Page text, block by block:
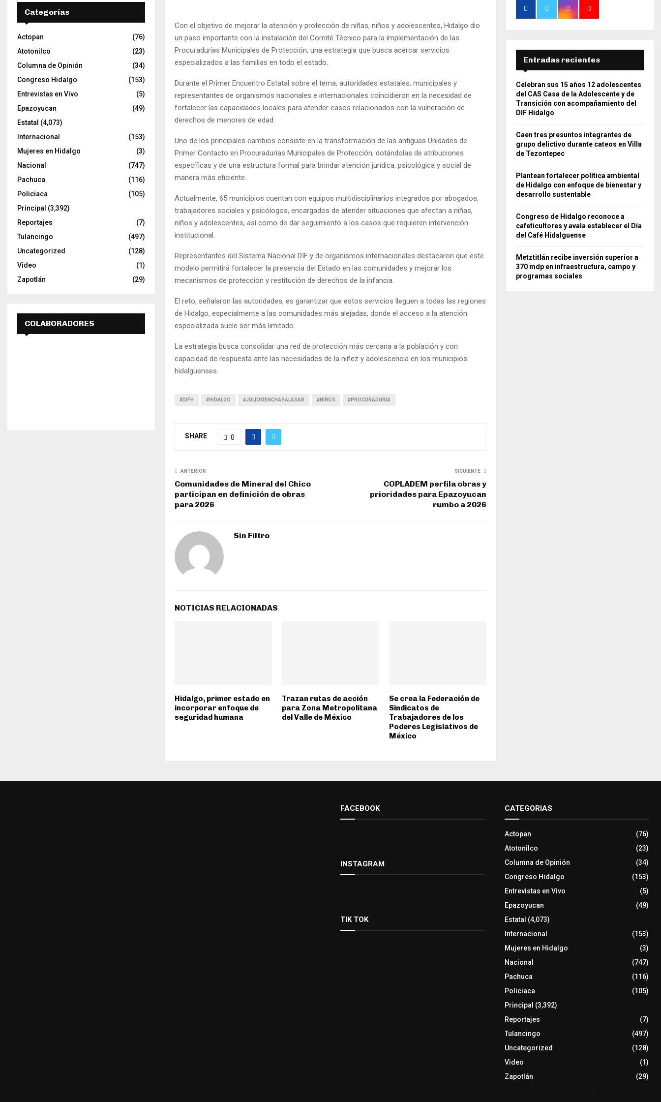
Con el objetivo de mejorar la atención y protección de niñas, niños y adolescentes, Hidalgo dio
un paso importante con la instalación del Comité Técnico para la implementación de las
Procuradurías Municipales de Protección, una estrategia que busca acercar servicios
especializados a las familias en todo el estado.
Durante el Primer Encuentro Estatal sobre el tema, autoridades estatales, municipales y
representantes de organismos nacionales e internacionales coincidieron en la necesidad de
fortalecer las capacidades locales para atender casos relacionados con la vulneración de
derechos de menores de edad.
Uno de los principales cambios consiste en la transformación de las antiguas Unidades de
Primer Contacto en Procuradurías Municipales de Protección, dotándolas de atribuciones
específicas y de una estructura formal para brindar atención jurídica, psicológica y social de
manera más eficiente.
Actualmente, 65 municipios cuentan con equipos multidisciplinarios integrados por abogados,
trabajadores sociales y psicólogos, encargados de atender situaciones que afectan a niñas,
niños y adolescentes, así como de dar seguimiento a los casos que requieren intervención
institucional.
Representantes del Sistema Nacional DIF y de organismos internacionales destacaron que este
modelo permitirá fortalecer la presencia del Estado en las comunidades y mejorar los
mecanismos de protección y restitución de derechos de la infancia.
El reto, señalaron las autoridades, es garantizar que estos servicios lleguen a todas las regiones
de Hidalgo, especialmente a las comunidades más alejadas, donde el acceso a la atención
especializada suele ser más limitado.
La estrategia busca consolidar una red de protección más cercana a la población y con
capacidad de respuesta ante las necesidades de la niñez y adolescencia en los municipios
hidalguenses.
#DIFH #HIDALGO #JULIOMENCHASALASAR #NIÑOS #PROCURADURIA
SHARE 0
ANTERIOR
Comunidades de Mineral del Chico
participan en definición de obras
para 2026
SIGUIENTE
COPLADEM perfila obras y
prioridades para Epazoyucan
rumbo a 2026
Sin Filtro
NOTICIAS RELACIONADAS
Hidalgo, primer estado en
incorporar enfoque de
seguridad humana
Trazan rutas de acción
para Zona Metropolitana
del Valle de México
Se crea la Federación de
Sindicatos de
Trabajadores de los
Poderes Legislativos de
México
Categorías
Actopan
(76)
Atotonilco
(23)
Columna de Opinión
(34)
Congreso Hidalgo
(153)
Entrevistas en Vivo
(5)
Epazoyucan
(49)
Estatal (4,073)
Internacional
(153)
Mujeres en Hidalgo
(3)
Nacional
(747)
Pachuca
(116)
Policiaca
(105)
Principal (3,392)
Reportajes
(7)
Tulancingo
(497)
Uncategorized
(128)
Video
(1)
Zapotlán
(29)
COLABORADORES
Entradas recientes
Celebran sus 15 años 12 adolescentes
del CAS Casa de la Adolescente y de
Transición con acompañamiento del
DIF Hidalgo
Caen tres presuntos integrantes de
grupo delictivo durante cateos en Villa
de Tezontepec
Plantean fortalecer política ambiental
de Hidalgo con enfoque de bienestar y
desarrollo sustentable
Congreso de Hidalgo reconoce a
cafeticultores y avala establecer el Día
del Café Hidalguense
Metztitlán recibe inversión superior a
370 mdp en infraestructura, campo y
programas sociales
FACEBOOK
INSTAGRAM
TIK TOK
CATEGORIAS
Actopan
(76)
Atotonilco
(23)
Columna de Opinión
(34)
Congreso Hidalgo
(153)
Entrevistas en Vivo
(5)
Epazoyucan
(49)
Estatal (4,073)
Internacional
(153)
Mujeres en Hidalgo
(3)
Nacional
(747)
Pachuca
(116)
Policiaca
(105)
Principal (3,392)
Reportajes
(7)
Tulancingo
(497)
Uncategorized
(128)
Video
(1)
Zapotlán
(29)